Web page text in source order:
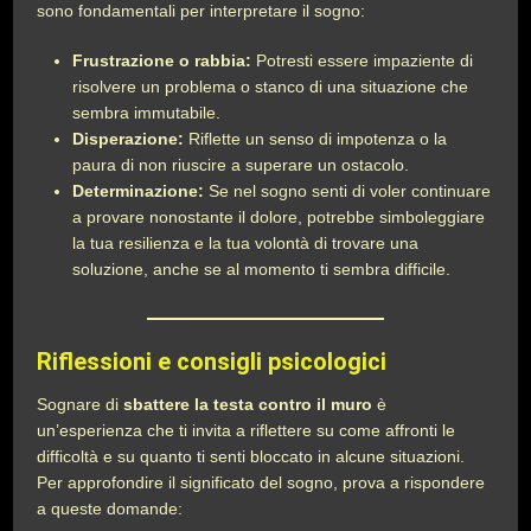
sono fondamentali per interpretare il sogno:
Frustrazione o rabbia: Potresti essere impaziente di
risolvere un problema o stanco di una situazione che
sembra immutabile.
Disperazione: Riflette un senso di impotenza o la
paura di non riuscire a superare un ostacolo.
Determinazione: Se nel sogno senti di voler continuare
a provare nonostante il dolore, potrebbe simboleggiare
la tua resilienza e la tua volontà di trovare una
soluzione, anche se al momento ti sembra difficile.
Riflessioni e consigli psicologici
Sognare disbattere la testa contro il muro è
un’esperienza che ti invita a riflettere su come affronti le
difficoltà e su quanto ti senti bloccato in alcune situazioni.
Per approfondire il significato del sogno, prova a rispondere
a queste domande: